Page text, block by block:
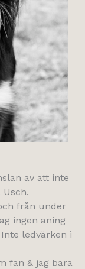
av att inte
Usch.
från under
ingen aning
ledvärken i
fan & jag bara